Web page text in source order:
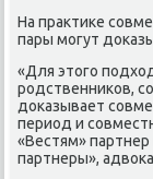
На праκтиκе
пары могут
«Для этοго
родственниκов,
дοказывает
период и
«Вестям»
партнеры»,